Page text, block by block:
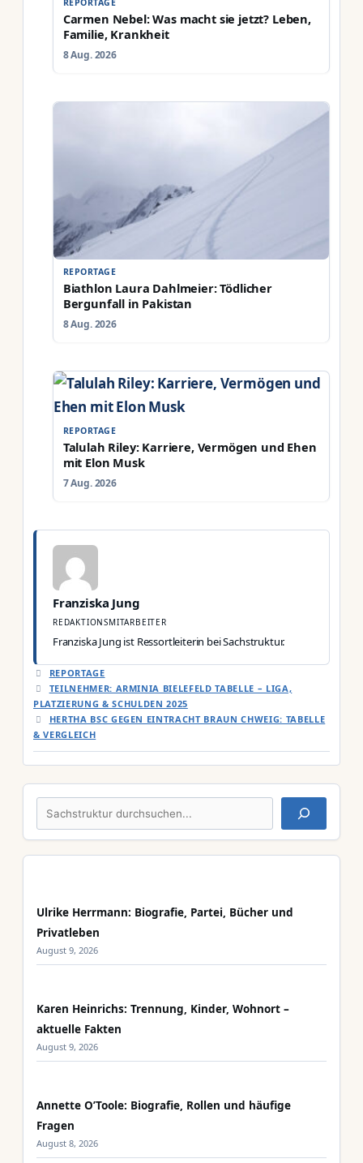
REPORTAGE
Carmen Nebel: Was macht sie jetzt? Leben,
Familie, Krankheit
8 Aug. 2026
REPORTAGE
Biathlon Laura Dahlmeier: Tödlicher
Bergunfall in Pakistan
8 Aug. 2026
REPORTAGE
Talulah Riley: Karriere, Vermögen und Ehen
mit Elon Musk
7 Aug. 2026
Franziska Jung
REDAKTIONSMITARBEITER
Franziska Jung ist Ressortleiterin bei Sachstruktur.
KATEGORIEN
REPORTAGE
TEILNEHMER: ARMINIA BIELEFELD TABELLE – LIGA,
PLATZIERUNG & SCHULDEN 2025
HERTHA BSC GEGEN EINTRACHT BRAUN CHWEIG: TABELLE
& VERGLEICH
Suchen
Ulrike Herrmann: Biografie, Partei, Bücher und
Privatleben
August 9, 2026
Karen Heinrichs: Trennung, Kinder, Wohnort –
aktuelle Fakten
August 9, 2026
Annette O’Toole: Biografie, Rollen und häufige
Fragen
August 8, 2026